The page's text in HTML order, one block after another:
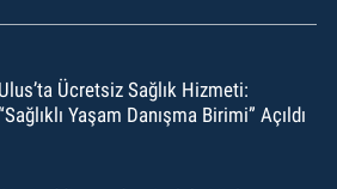
Ulus’ta Ücretsiz Sağlık Hizmeti:
“Sağlıklı Yaşam Danışma Birimi” Açıldı